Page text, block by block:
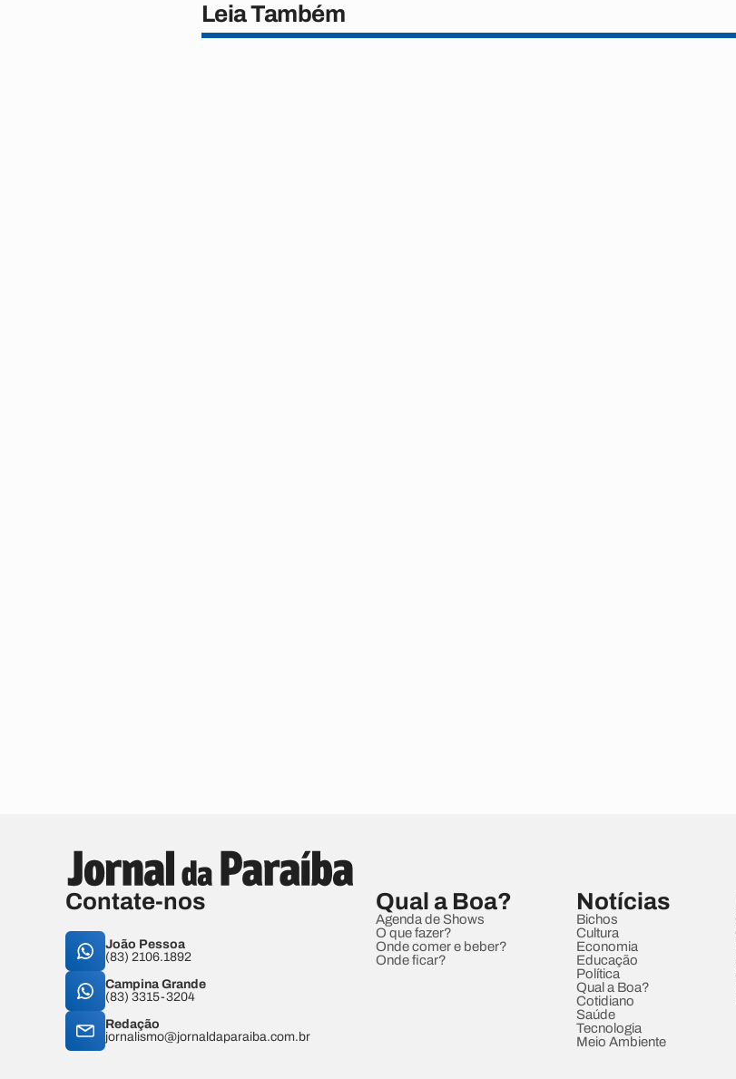
Leia Também
Contate-nos
João Pessoa
(83) 2106.1892
Campina Grande
(83) 3315-3204
Redação
jornalismo@jornaldaparaiba.com.br
Qual a Boa?
Agenda de Shows
O que fazer?
Onde comer e beber?
Onde ficar?
Notícias
Bichos
Cultura
Economia
Educação
Política
Qual a Boa?
Cotidiano
Saúde
Tecnologia
Meio Ambiente